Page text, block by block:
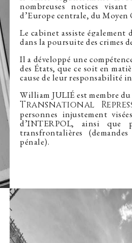
nombreuses notices
d’Europe centrale, du Moyen
Le cabinet assiste également
dans la poursuite des crimes
Il a développé une
des États, que ce soit en
cause de leur responsabilité
William JULIÉ est membre
Transnational
personnes injustement
d’INTERPOL, ainsi que
transfrontalières
pénale).